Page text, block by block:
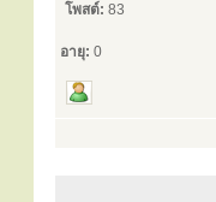
โพสต์: 83
อายุ: 0